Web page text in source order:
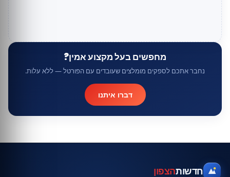
מחפשים בעל מקצוע אמין?
נחבר אתכם לספקים מומלצים שעובדים עם הפורטל — ללא עלות.
דברו איתנו
חדשותהצפון